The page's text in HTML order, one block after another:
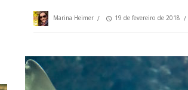
Marina Heimer / 19 de fevereiro de 2018 /